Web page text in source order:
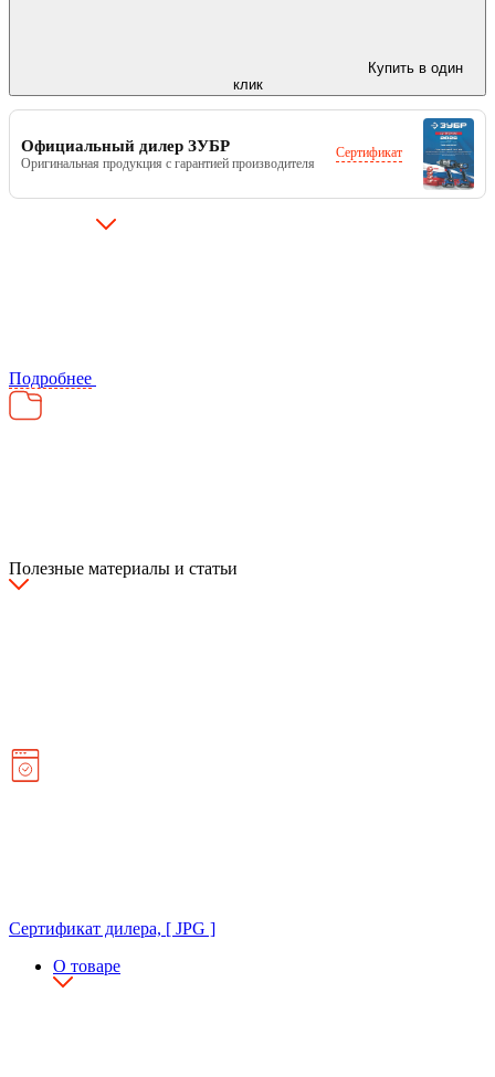
Купить в один
клик
Официальный дилер ЗУБР
Оригинальная продукция с гарантией производителя
Сертификат
Подробнее
Полезные материалы и статьи
Сертификат дилера, [ JPG ]
О товаре